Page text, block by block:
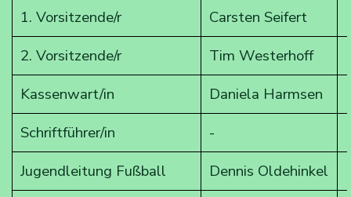
1. Vorsitzende/r
Carsten Seifert
2. Vorsitzende/r
Tim Westerhoff
Kassenwart/in
Daniela Harmsen
Schriftführer/in
-
Jugendleitung Fußball
Dennis Oldehinkel